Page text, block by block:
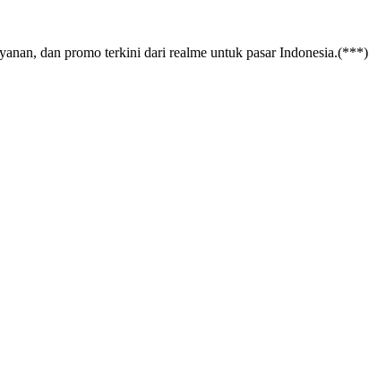
dan promo terkini dari realme untuk pasar Indonesia.(***)